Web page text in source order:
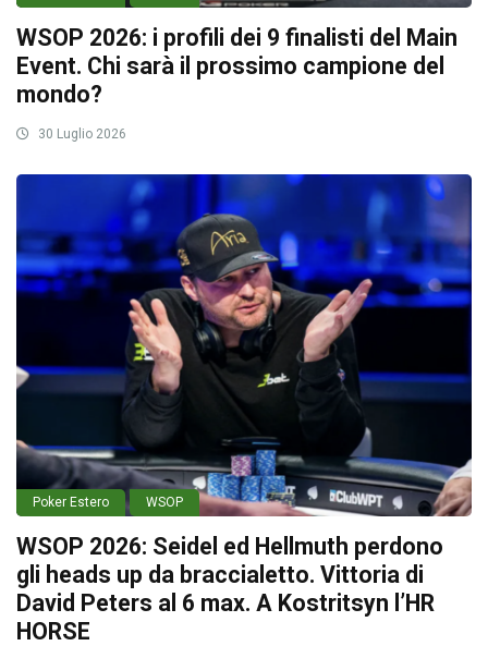
WSOP 2026: i profili dei 9 finalisti del Main
Event. Chi sarà il prossimo campione del
mondo?
30 Luglio 2026
Poker Estero WSOP
WSOP 2026: Seidel ed Hellmuth perdono
gli heads up da braccialetto. Vittoria di
David Peters al 6 max. A Kostritsyn l’HR
HORSE